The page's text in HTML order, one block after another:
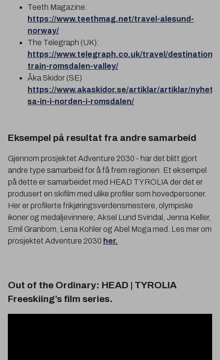
Teeth Magazine:
https://www.teethmag.net/travel-alesund-
norway/
The Telegraph (UK):
https://www.telegraph.co.uk/travel/
train-romsdalen-valley/
Åka Skidor (SE)
https://www.akaskidor.se/artiklar/artiklar/
sa-in-i-norden-i-romsdalen/
Eksempel på resultat fra andre samarbeid
Gjennom prosjektet Adventure 2030 - har det blitt gjort
andre type samarbeid for å få frem regionen. Et eksempel
på dette er samarbeidet med HEAD TYROLIA der det er
produsert en skifilm med ulike profiler som hovedpersoner.
Her er profilerte frikjøringsverdensmestere, olympiske
ikoner og medaljevinnere; Aksel Lund Svindal, Jenna Keller,
Emil Granbom, Lena Kohler og Abel Moga med. Les mer om
prosjektet Adventure 2030 her.
Out of the Ordinary: HEAD | TYROLIA
Freeskiing’s film series.